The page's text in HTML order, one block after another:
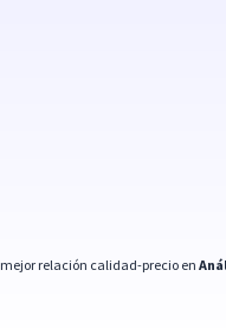
mejor relación calidad-precio en